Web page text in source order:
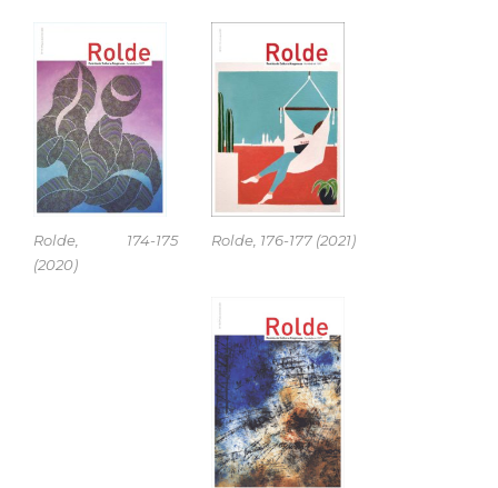
Rolde, 174-175
(2020)
Rolde, 176-177 (2021)